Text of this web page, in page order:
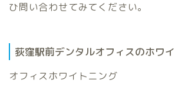
ひ問い合わせてみてください。
荻窪駅前デンタルオフィスのホワ
オフィスホワイトニング